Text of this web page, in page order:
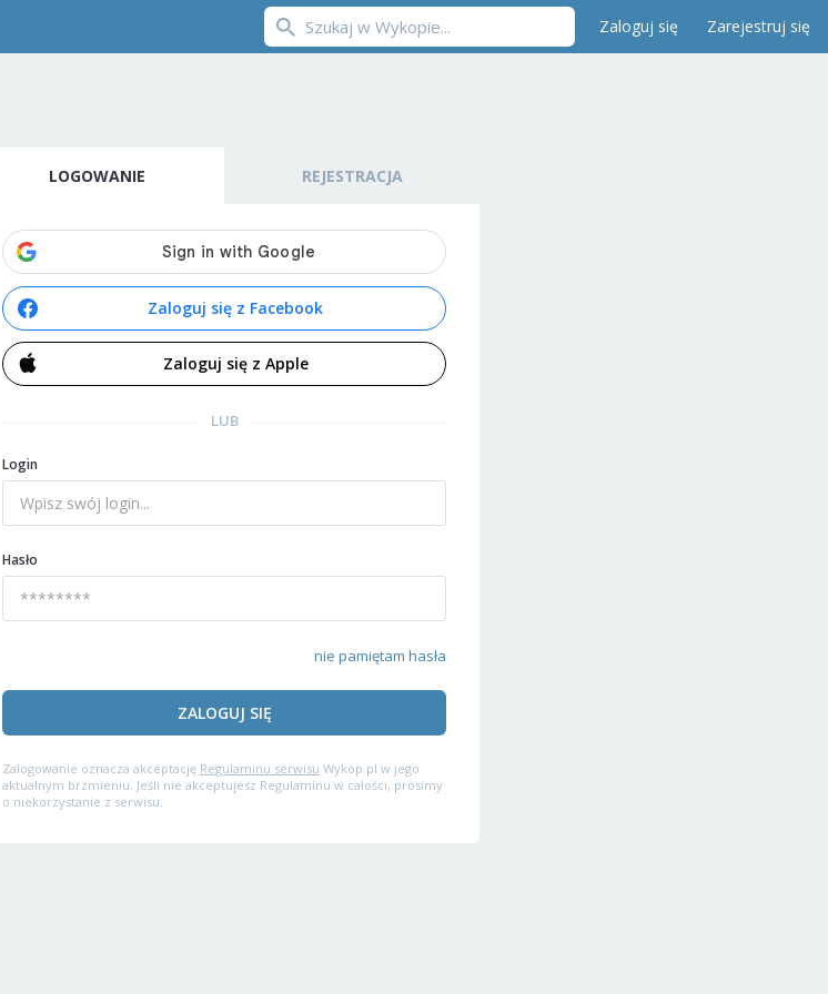
Zaloguj się Zarejestruj się
LOGOWANIE REJESTRACJA
Zaloguj się z Facebook
Zaloguj się z Apple
LUB
Login
Hasło
nie pamiętam hasła
ZALOGUJ SIĘ
Zalogowanie oznacza akceptację Regulaminu serwisu Wykop.pl w jego
aktualnym brzmieniu. Jeśli nie akceptujesz Regulaminu w całości, prosimy
o niekorzystanie z serwisu.